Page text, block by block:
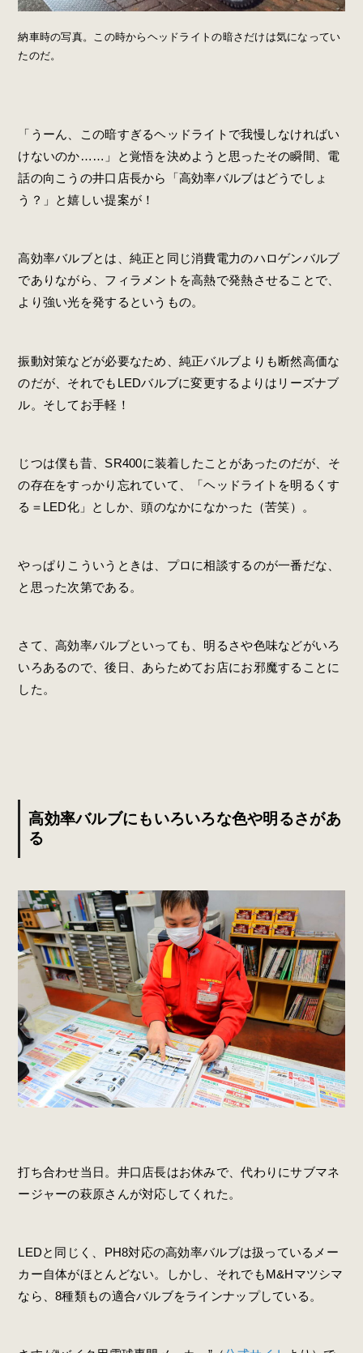
納車時の写真。この時からヘッドライトの暗さだけは気になってい
たのだ。
「うーん、この暗すぎるヘッドライトで我慢しなければい
けないのか……」と覚悟を決めようと思ったその瞬間、電
話の向こうの井口店長から「高効率バルブはどうでしょ
う？」と嬉しい提案が！
高効率バルブとは、純正と同じ消費電力のハロゲンバルブ
でありながら、フィラメントを高熱で発熱させることで、
より強い光を発するというもの。
振動対策などが必要なため、純正バルブよりも断然高価な
のだが、それでもLEDバルブに変更するよりはリーズナブ
ル。そしてお手軽！
じつは僕も昔、SR400に装着したことがあったのだが、そ
の存在をすっかり忘れていて、「ヘッドライトを明るくす
る＝LED化」としか、頭のなかになかった（苦笑）。
やっぱりこういうときは、プロに相談するのが一番だな、
と思った次第である。
さて、高効率バルブといっても、明るさや色味などがいろ
いろあるので、後日、あらためてお店にお邪魔することに
した。
高効率バルブにもいろいろな色や明るさがあ
る
打ち合わせ当日。井口店長はお休みで、代わりにサブマネ
ージャーの萩原さんが対応してくれた。
LEDと同じく、PH8対応の高効率バルブは扱っているメー
カー自体がほとんどない。しかし、それでもM&Hマツシマ
なら、8種類もの適合バルブをラインナップしている。